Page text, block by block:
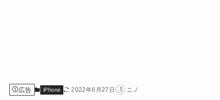
広告 iPhone 2022年6月27日 ニノ